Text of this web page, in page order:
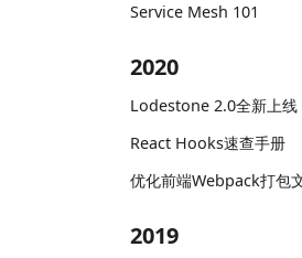
Service Mesh 101
2020
Lodestone 2.0全新上线
React Hooks速查手册
优化前端Webpack打包
2019